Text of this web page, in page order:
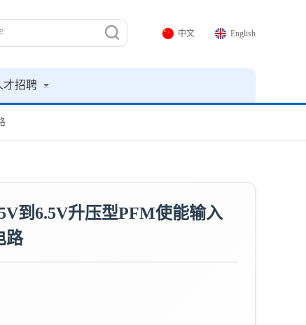
中文 English
才招聘
到6.5V升压型PFM使能输入
路